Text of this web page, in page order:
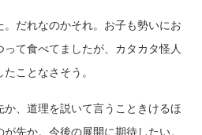
だれなのかそれ。お子も勢いにお
て食べてましたが、カタカタ怪人
ことなさそう。
、道理を説いて言うこときけるほ
先か。今後の展開に期待したい。